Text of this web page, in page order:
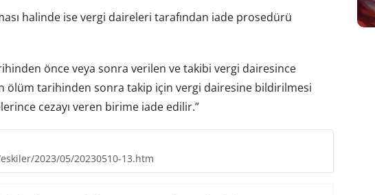
halinde ise vergi daireleri tarafından iade prosedürü
önce veya sonra verilen ve takibi vergi dairesince
ölüm tarihinden sonra takip için vergi dairesine bildirilmesi
cezayı veren birime iade edilir.”
2023/05/20230510-13.htm